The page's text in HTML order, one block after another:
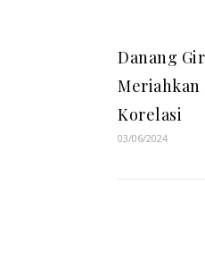
Danang
Meriahkan
Korelasi
03/06/2024